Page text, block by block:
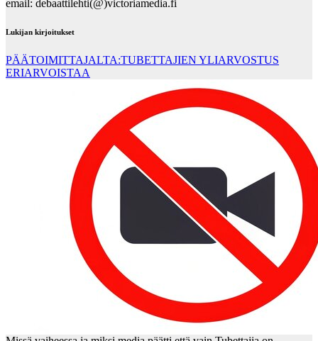
email: debaattilehti(@)victoriamedia.fi
Lukijan kirjoitukset
PÄÄTOIMITTAJALTA:TUBETTAJIEN YLIARVOSTUS
ERIARVOISTAA